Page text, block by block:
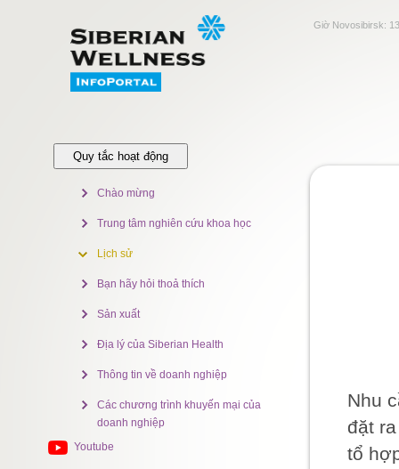
Giờ Novosibirsk:
Nhu
đặt
tổ
Quy tắc hoạt động
Chào mừng
Trung tâm nghiên cứu khoa học
Lịch sử
Bạn hãy hỏi thoả thích
Sản xuất
Địa lý của Siberian Health
Thông tin về doanh nghiệp
Các chương trình khuyến mại của
doanh nghiệp
Youtube